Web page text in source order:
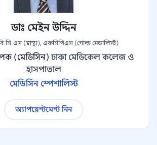
ডাঃ মেইন উদ্দিন
(স্বাস্থ্য), এফসিপিএস (গোল্ড মেডালিস্ট)
(মেডিসিন) ঢাকা মেডিকেল কলেজ ও
হাসপাতাল
মেডিসিন স্পেশালিস্ট
অ্যাপয়েন্টমেন্ট নিন